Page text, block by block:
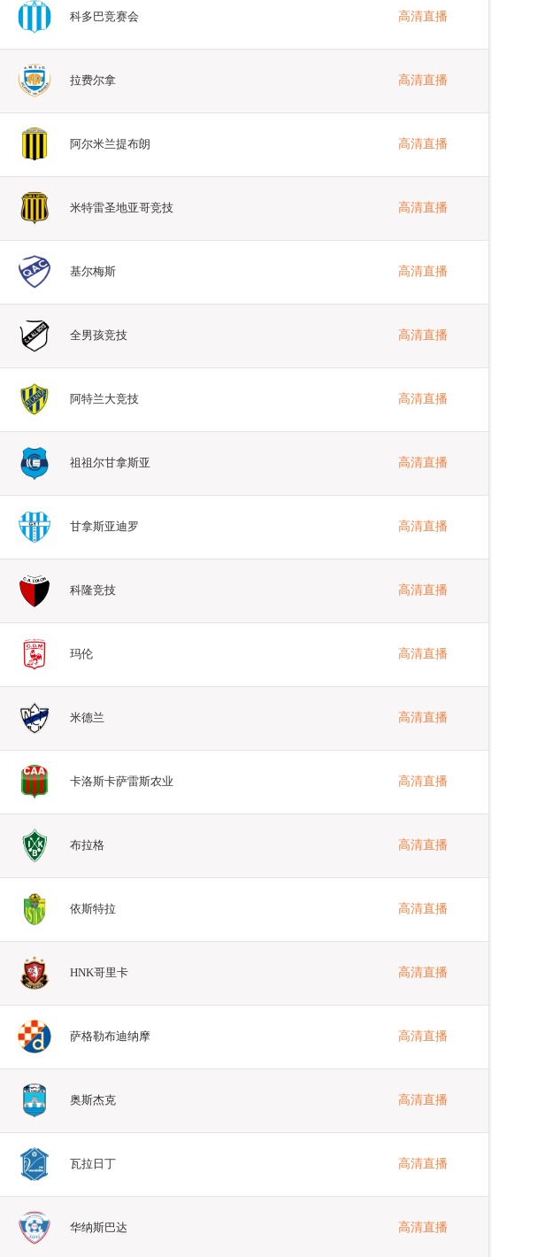
科多巴竞赛会 高清直播
拉费尔拿 高清直播
阿尔米兰提布朗 高清直播
米特雷圣地亚哥竞技 高清直播
基尔梅斯 高清直播
全男孩竞技 高清直播
阿特兰大竞技 高清直播
祖祖尔甘拿斯亚 高清直播
甘拿斯亚迪罗 高清直播
科隆竞技 高清直播
玛伦 高清直播
米德兰 高清直播
卡洛斯卡萨雷斯农业 高清直播
布拉格 高清直播
依斯特拉 高清直播
HNK哥里卡 高清直播
萨格勒布迪纳摩 高清直播
奥斯杰克 高清直播
瓦拉日丁 高清直播
华纳斯巴达 高清直播